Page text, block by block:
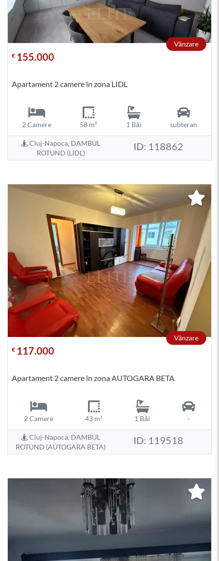
Vânzare
€ 155.000
Apartament 2 camere în zona LIDL
2 Camere 58 m² 1 Băi subteran
Cluj-Napoca, DAMBUL
ROTUND (LIDL)
ID: 118862
Vânzare
€ 117.000
Apartament 2 camere în zona AUTOGARA BETA
2 Camere 43 m² 1 Băi -
Cluj-Napoca, DAMBUL
ROTUND (AUTOGARA BETA)
ID: 119518